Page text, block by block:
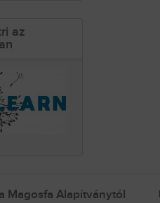
az
Magosfa Alapítványtól